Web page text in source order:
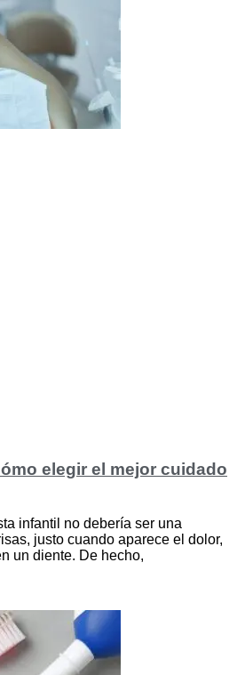
elegir el mejor cuidado
infantil no debería ser una
justo cuando aparece el dolor,
un diente. De hecho,